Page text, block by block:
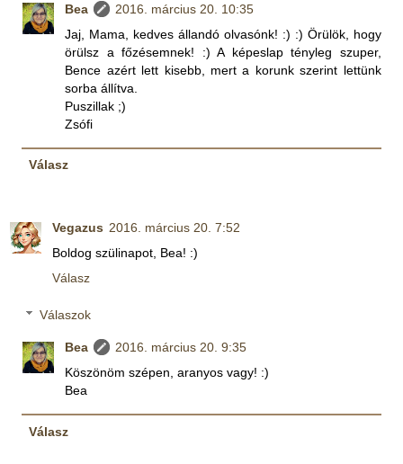
Bea
2016. március 20. 10:35
Jaj, Mama, kedves állandó olvasónk! :) :) Örülök, hogy
örülsz a főzésemnek! :) A képeslap tényleg szuper,
Bence azért lett kisebb, mert a korunk szerint lettünk
sorba állítva.
Puszillak ;)
Zsófi
Válasz
Vegazus 2016. március 20. 7:52
Boldog szülinapot, Bea! :)
Válasz
Válaszok
Bea
2016. március 20. 9:35
Köszönöm szépen, aranyos vagy! :)
Bea
Válasz